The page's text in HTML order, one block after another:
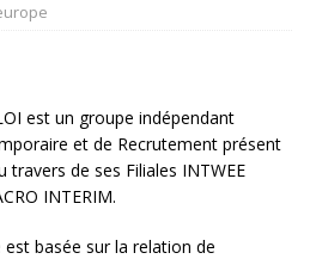
est un groupe indépendant
et de Recrutement présent
travers de ses Filiales INTWEE
INTERIM.
basée sur la relation de